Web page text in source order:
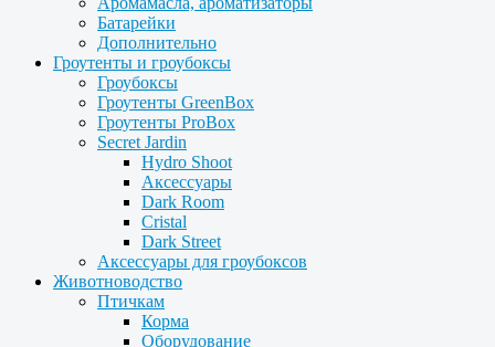
Батарейки
Дополнительно
Гроутенты и гроубоксы
Гроубоксы
Гроутенты GreenBox
Гроутенты ProBox
Secret Jardin
Hydro Shoot
Аксессуары
Dark Room
Cristal
Dark Street
Аксессуары для гроубоксов
Животноводство
Птичкам
Корма
Оборудование